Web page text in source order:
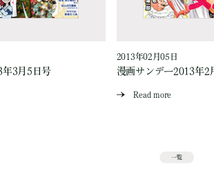
年3月5日号
2013年02月05日
漫画サンデー2013年2
Read more
一覧